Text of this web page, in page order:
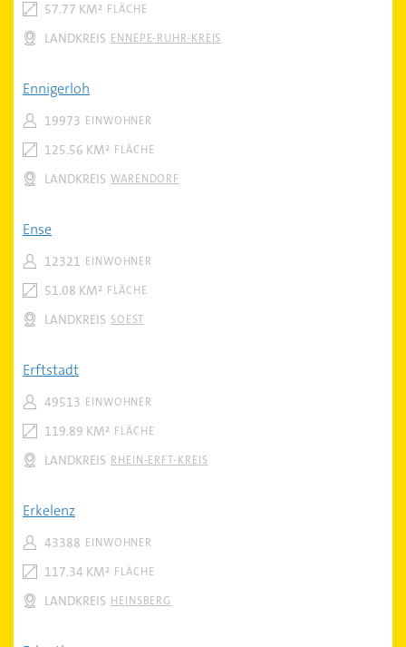
FLÄCHE
57.77 KM²
ENNEPE-RUHR-KREIS
LANDKREIS
Ennigerloh
EINWOHNER
19973
FLÄCHE
125.56 KM²
WARENDORF
LANDKREIS
Ense
EINWOHNER
12321
FLÄCHE
51.08 KM²
SOEST
LANDKREIS
Erftstadt
EINWOHNER
49513
FLÄCHE
119.89 KM²
RHEIN-ERFT-KREIS
LANDKREIS
Erkelenz
EINWOHNER
43388
FLÄCHE
117.34 KM²
HEINSBERG
LANDKREIS